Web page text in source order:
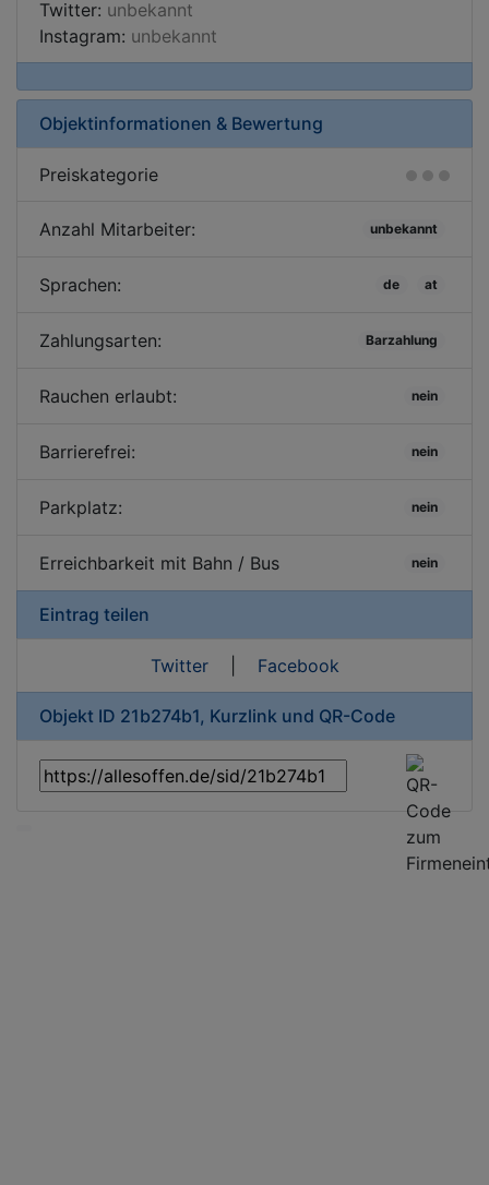
Twitter: unbekannt
Instagram: unbekannt
Objektinformationen & Bewertung
Preiskategorie
Anzahl Mitarbeiter: unbekannt
Sprachen: de at
Zahlungsarten: Barzahlung
Rauchen erlaubt: nein
Barrierefrei: nein
Parkplatz: nein
Erreichbarkeit mit Bahn / Bus nein
Eintrag teilen
Twitter| Facebook
Objekt ID 21b274b1, Kurzlink und QR-Code